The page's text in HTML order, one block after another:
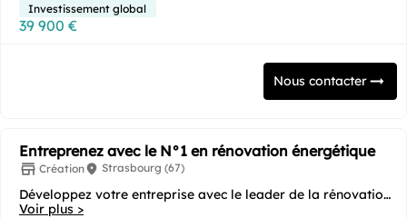
Investissement global
39 900 €
Nous contacter
Entreprenez avec le N°1 en rénovation énergétique
Création Strasbourg (67)
Développez votre entreprise avec le leader de la rénovation
Voir plus >